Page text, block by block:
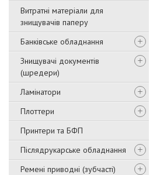
Витратні матеріали для
знищувачів паперу
Банківське обладнання
Знищувачі документів
(шредери)
Ламінатори
Плоттери
Принтери та БФП
Післядрукарське обладнання
Ремені приводні (зубчасті)